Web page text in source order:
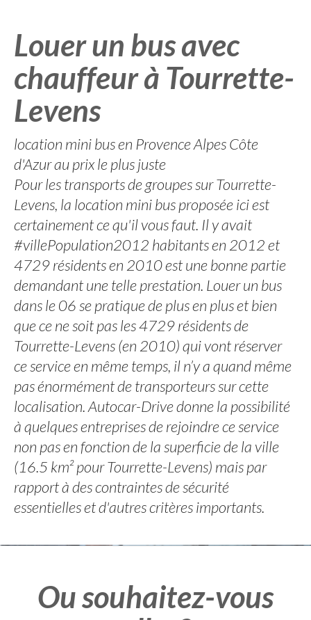
Louer un bus avec
chauffeur à Tourrette-
Levens
location mini bus en Provence Alpes Côte
d'Azur au prix le plus juste
Pour les transports de groupes sur Tourrette-
Levens, la location mini bus proposée ici est
certainement ce qu'il vous faut. Il y avait
#villePopulation2012 habitants en 2012 et
4729 résidents en 2010 est une bonne partie
demandant une telle prestation. Louer un bus
dans le 06 se pratique de plus en plus et bien
que ce ne soit pas les 4729 résidents de
Tourrette-Levens (en 2010) qui vont réserver
ce service en même temps, il n’y a quand même
pas énormément de transporteurs sur cette
localisation. Autocar-Drive donne la possibilité
à quelques entreprises de rejoindre ce service
non pas en fonction de la superficie de la ville
(16.5 km² pour Tourrette-Levens) mais par
rapport à des contraintes de sécurité
essentielles et d'autres critères importants.
Ou souhaitez-vous